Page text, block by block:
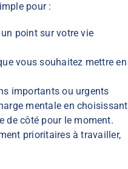
pour :
point sur votre vie
vous souhaitez mettre en
importants ou urgents
mentale en choisissant
de côté pour le moment.
prioritaires à travailler,